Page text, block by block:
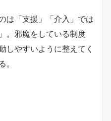
は「支援」「介入」では
。邪魔をしている制度
しやすいように整えてく
。